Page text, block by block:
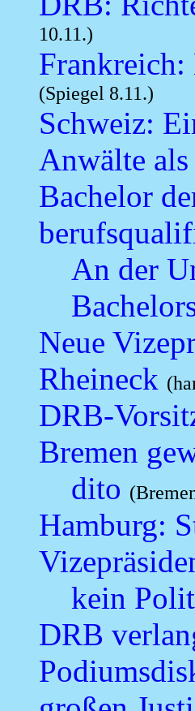
10.11.)
(Spiegel 8.11.)
Schweiz:
Anwälte
Bachelor
An der
Neue
Rheineck
DRB-
Bremen
dito
Hamburg:
kein
DRB